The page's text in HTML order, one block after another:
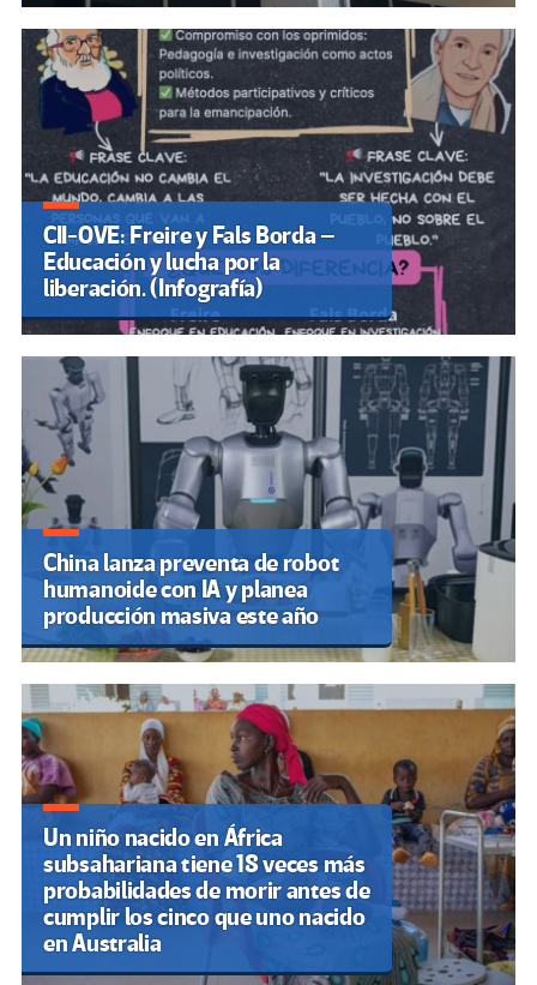
CII-OVE: Freire y Fals Borda –
Educación y lucha por la
liberación. (Infografía)
China lanza preventa de robot
humanoide con IA y planea
producción masiva este año
Un niño nacido en África
subsahariana tiene 18 veces más
probabilidades de morir antes de
cumplir los cinco que uno nacido
en Australia